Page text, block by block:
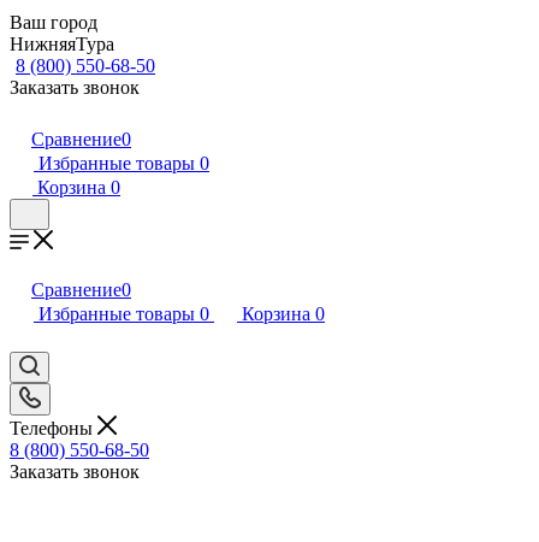
Ваш город
НижняяТура
8 (800) 550-68-50
Заказать звонок
Сравнение0
Избранные товары 0
Корзина 0
Сравнение0
Избранные товары 0 Корзина 0
Телефоны
8 (800) 550-68-50
Заказать звонок